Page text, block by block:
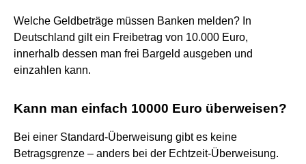
Welche Geldbeträge müssen Banken melden? In
Deutschland gilt ein Freibetrag von 10.000 Euro,
innerhalb dessen man frei Bargeld ausgeben und
einzahlen kann.
Kann man einfach 10000 Euro überweisen?
Bei einer Standard-Überweisung gibt es keine
Betragsgrenze – anders bei der Echtzeit-Überweisung.